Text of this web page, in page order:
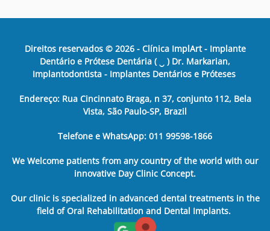
Direitos reservados © 2026- Clínica ImplArt - Implante
Dentário e Prótese Dentária ( ‿ ) Dr. Markarian,
Implantodontista - Implantes Dentários e Próteses
Endereço: Rua Cincinnato Braga, n 37, conjunto 112, Bela
Vista, São Paulo-SP, Brazil
Telefone e WhatsApp: 011 99598-1866
We Welcome patients from any country of the world with our
innovative Day Clinic Concept.
Our clinic is specialized in advanced dental treatments in the
field of Oral Rehabilitation and Dental Implants.